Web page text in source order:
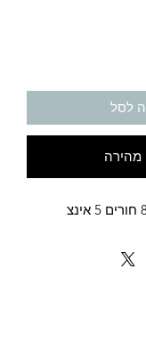
לסל
מהירה